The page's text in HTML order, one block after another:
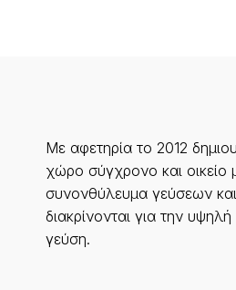
Με αφετηρία το 2012
χώρο σύγχρονο και
συνονθύλευμα γεύσεων
διακρίνονται για την
γεύση.